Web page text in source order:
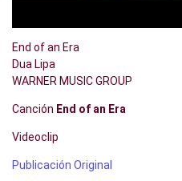
End of an Era
Dua Lipa
WARNER MUSIC GROUP
Canción End of an Era
Videoclip
Publicación Original